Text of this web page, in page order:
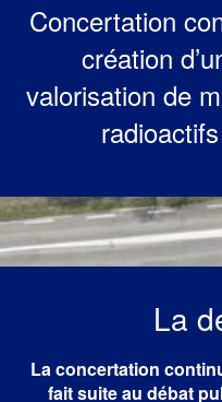
Concertation
création
valorisation de
La
La concertation
fait suite au débat